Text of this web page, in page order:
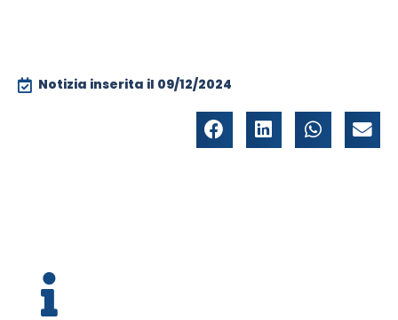
Notizia inserita il 09/12/2024